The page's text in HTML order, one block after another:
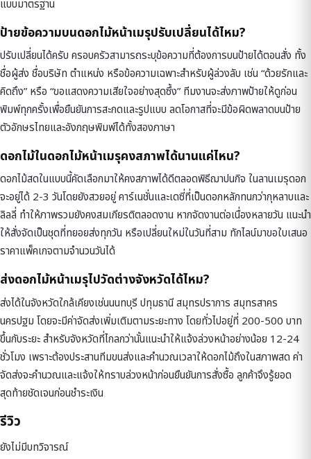
แบบมาตรฐาน
ป้ายข้อความบนดอกไม้หน้าเมรุปรับเปลี่ยนได้ไหม?
ปรับเปลี่ยนได้ครับ ครอบครัวสามารถระบุข้อความที่ต้องการบนป้ายได้ตอนสั่ง ทั้ง
ชื่อผู้ส่ง ชื่อบริษัท ตำแหน่ง หรือข้อความเฉพาะสำหรับผู้ล่วงลับ เช่น “ด้วยรักและ
คิดถึง” หรือ “ขอแสดงความเสียใจอย่างสุดซึ้ง” ทีมงานจะส่งภาพป้ายให้ดูก่อน
พิมพ์ทุกครั้งเพื่อยืนยันการสะกดและรูปแบบ ลดโอกาสที่จะมีข้อผิดพลาดบนป้าย
ตัวอักษรไทยและอังกฤษพิมพ์ได้ทั้งสองภาษา
ดอกไม้ในดอกไม้หน้าเมรุคงสภาพได้นานแค่ไหน?
ดอกไม้สดในแบบนี้คัดเลือกมาให้คงสภาพได้ดีตลอดพิธีฌาปนกิจ ในลานเมรุดอก
จะอยู่ได้ 2-3 วันโดยยังสวยอยู่ คาร์เนชั่นและเดซี่ที่เป็นดอกหลักทนกว่ากุหลาบและ
ลิลลี่ ทำให้ภาพรวมยังคงสมเกียรติตลอดงาน หากจัดงานต่อเนื่องหลายวัน แนะนำ
ให้สั่งจัดเป็นชุดที่ทยอยส่งทุกวัน หรือเปลี่ยนใหม่ในวันที่สาม ทักไลน์มาขอใบเสนอ
ราคาแพ็คเกจตามจำนวนวันได้
ส่งดอกไม้หน้าเมรุไปวัดต่างจังหวัดได้ไหม?
ส่งได้ในจังหวัดใกล้เคียงเช่นนนทบุรี ปทุมธานี สมุทรปราการ สมุทรสาคร
นครปฐม โดยจะมีค่าจัดส่งเพิ่มเติมตามระยะทาง โดยทั่วไปอยู่ที่ 200-500 บาท
ขึ้นกับระยะ สำหรับจังหวัดที่ไกลกว่านั้นแนะนำให้แจ้งล่วงหน้าอย่างน้อย 12-24
ชั่วโมง เพราะต้องประสานทีมขนส่งและคำนวณเวลาให้ดอกไม้ถึงในสภาพสด ค่า
จัดส่งจะคำนวณและแจ้งให้ทราบล่วงหน้าก่อนยืนยันการสั่งซื้อ ลูกค้าจึงรู้ยอด
สุดท้ายชัดเจนก่อนชำระเงิน
รีวิว
ยังไม่มีบทวิจารณ์